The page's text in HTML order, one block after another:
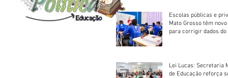
Escolas públicas e
Mato Grosso têm
para corrigir dados do
Lei Lucas: Secretaria
de Educação reforça